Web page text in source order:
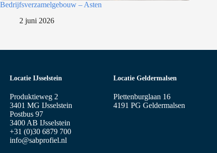
Bedrijfsverzamelgebouw – Asten
2 juni 2026
Locatie IJsselstein
Produktieweg 2
3401 MG IJsselstein
Postbus 97
3400 AB IJsselstein
+31 (0)30 6879 700
info@sabprofiel.nl
Locatie Geldermalsen
Plettenburglaan 16
4191 PG Geldermalsen